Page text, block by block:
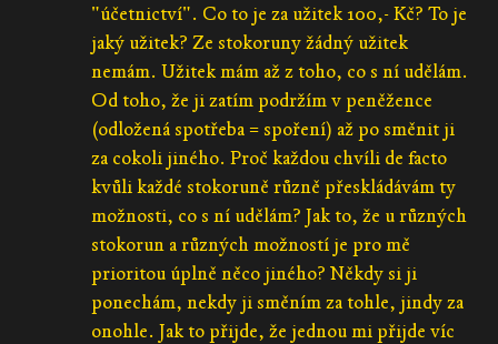
"účetnictví". Co to je za užitek 100,- Kč? To je
jaký užitek? Ze stokoruny žádný užitek
nemám. Užitek mám až z toho, co s ní udělám.
Od toho, že ji zatím podržím v peněžence
(odložená spotřeba = spoření) až po směnit ji
za cokoli jiného. Proč každou chvíli de facto
kvůli každé stokoruně různě přeskládávám ty
možnosti, co s ní udělám? Jak to, že u různých
stokorun a různých možností je pro mě
prioritou úplně něco jiného? Někdy si ji
ponechám, nekdy ji směním za tohle, jindy za
onohle. Jak to přijde, že jednou mi přijde víc